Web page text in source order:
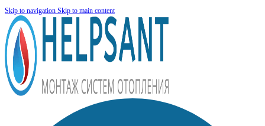
Skip to navigation Skip to main content